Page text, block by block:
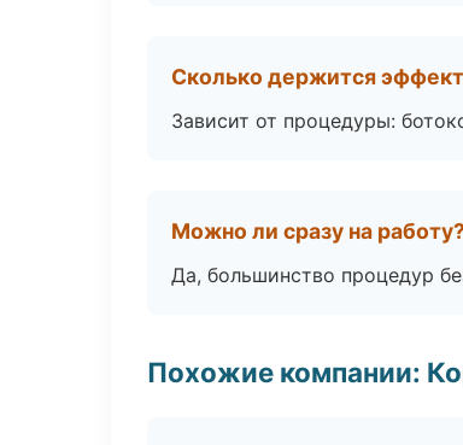
Сколько держится
Зависит от процедуры:
Можно ли сразу на работу?
Да, большинство процедур
Похожие компании: